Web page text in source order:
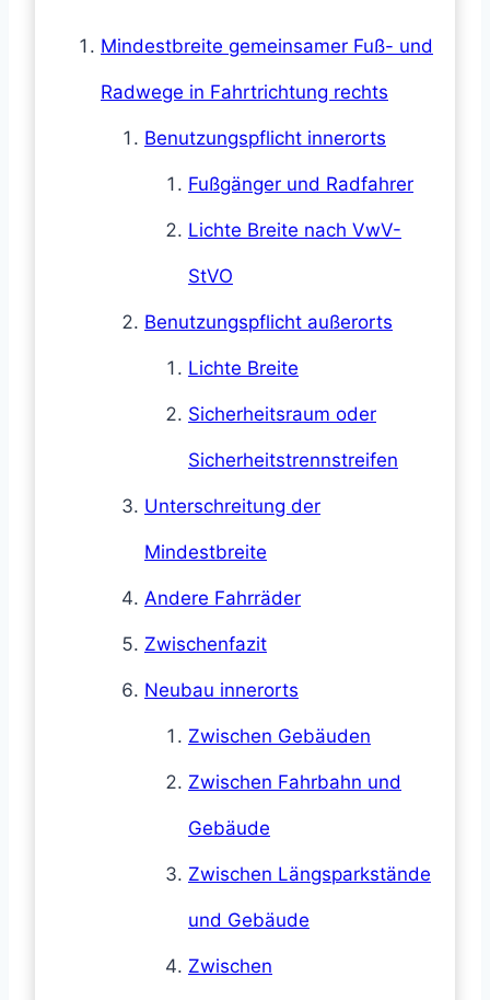
Mindestbreite gemeinsamer Fuß- und
Radwege in Fahrtrichtung rechts
Benutzungspflicht innerorts
Fußgänger und Radfahrer
Lichte Breite nach VwV-
StVO
Benutzungspflicht außerorts
Lichte Breite
Sicherheitsraum oder
Sicherheitstrennstreifen
Unterschreitung der
Mindestbreite
Andere Fahrräder
Zwischenfazit
Neubau innerorts
Zwischen Gebäuden
Zwischen Fahrbahn und
Gebäude
Zwischen Längsparkstände
und Gebäude
Zwischen